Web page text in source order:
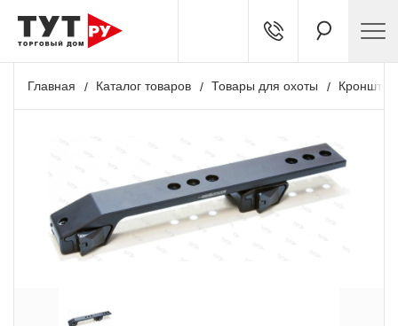
Главная Каталог товаров Товары для охоты